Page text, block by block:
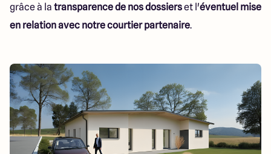
grâce à la transparence de nos dossierset l'éventuel mise
en relation avec notre courtier partenaire.